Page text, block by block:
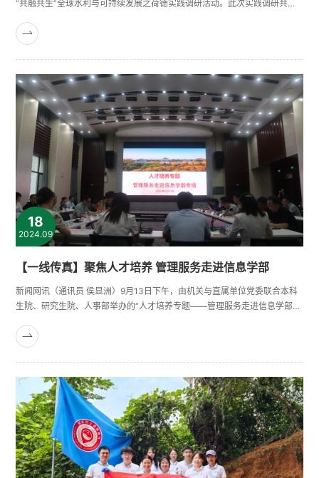
“共融共生”全球水利与可持续发展之荷德实践调研活动。此次实践调研共选
利工程、碳中和实验班的10名优秀本科生参加。实践队前往荷兰与德国，访
问了荷兰代尔夫特理工大学、三角洲研究院、德国柏林工业大学等顶尖学术
及科研机构，并实地查勘了荷兰海牙防波堤、鹿特丹Maeslantkering挡潮
闸......
18
2024.09
【一线传真】聚焦人才培养 管理服务走进信息学部
新闻网讯（通讯员 侯显洲）9月13日下午，由机关与直属单位党委联合本科
生院、研究生院、人事部举办的“人才培养专题——管理服务走进信息学部专
学院、重点实验室领导、系（教研室）负责人、教师代表与会。机关与直属
单位党委书记谭玉敏主持。两个小时的交流会内容充实、气氛热烈。吴丹对
本科教育教学改革系列文件、专业建设、数智人才培养、试验班建设、转学
院及专业调整、......